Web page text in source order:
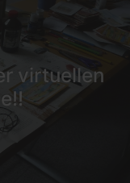
virtuellen